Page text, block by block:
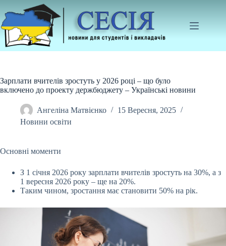
до
вмісту
Зарплати вчителів зростуть у 2026 році – що було
включено до проекту держбюджету – Українські новини
Ангеліна Матвієнко
15 Вересня, 2025
Новини освіти
Основні моменти
З 1 січня 2026 року зарплати вчителів зростуть на 30%, а з
1 вересня 2026 року – ще на 20%.
Таким чином, зростання має становити 50% на рік.